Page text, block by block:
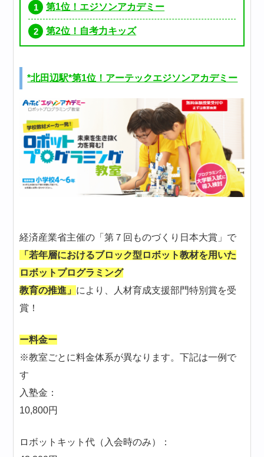
第1位！エジソンアカデミー
第2位！自考力キッズ
*北田辺駅*第1位！アーテックエジソンアカデミー
経済産業省主催の「第７回ものづくり日本大賞」で
「若年層におけるブロック型ロボット教材を用いた
ロボットプログラミング
教育の推進」 により、人材育成支援部門特別賞を受
賞！
ー料金ー
※教室ごとに料金体系が異なります。下記は一例で
す
入塾金：
10,800円
ロボットキット代（入会時のみ）：